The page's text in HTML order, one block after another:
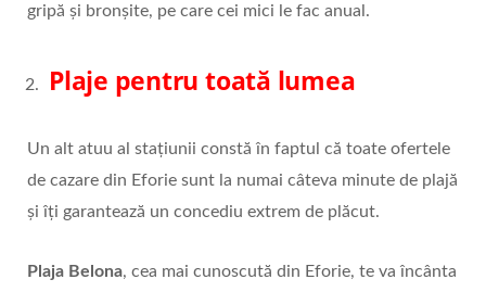
gripă și bronșite, pe care cei mici le fac anual.
Plaje pentru toată lumea
Un alt atuu al stațiunii constă în faptul că toate ofertele
de cazare din Eforie sunt la numai câteva minute de plajă
şi îţi garantează un concediu extrem de plăcut.
Plaja Belona, cea mai cunoscută din Eforie, te va încânta